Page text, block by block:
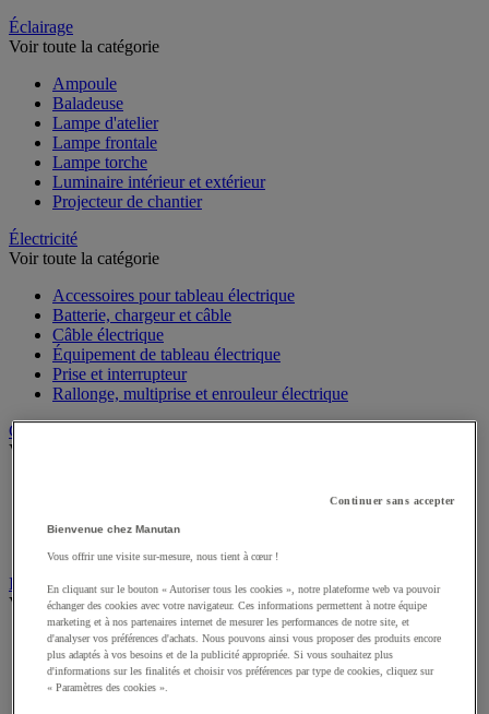
Éclairage
Voir toute la catégorie
Ampoule
Baladeuse
Lampe d'atelier
Lampe frontale
Lampe torche
Luminaire intérieur et extérieur
Projecteur de chantier
Électricité
Voir toute la catégorie
Accessoires pour tableau électrique
Batterie, chargeur et câble
Câble électrique
Équipement de tableau électrique
Prise et interrupteur
Rallonge, multiprise et enrouleur électrique
Graissage et lubrifiant
Voir toute la catégorie
Lubrifiant et dégrippant
Instrument de mesure
Voir toute la catégorie
Balance industrielle
Compteur et compteur-métreur
Dynamomètre
Continuer sans accepter
Bienvenue chez Manutan
Vous offrir une visite sur-mesure, nous tient à cœur !
En cliquant sur le bouton « Autoriser tous les cookies », notre plateforme web va pouvoir
échanger des cookies avec votre navigateur. Ces informations permettent à notre équipe
marketing et à nos partenaires internet de mesurer les performances de notre site, et
d'analyser vos préférences d'achats. Nous pouvons ainsi vous proposer des produits encore
plus adaptés à vos besoins et de la publicité appropriée. Si vous souhaitez plus
d'informations sur les finalités et choisir vos préférences par type de cookies, cliquez sur
« Paramètres des cookies ».